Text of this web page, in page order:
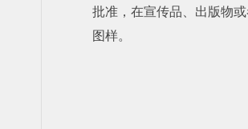
批准，在宣传品、出版物
图样。